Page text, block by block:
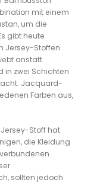
mit einem
um die
gibt heute
Jersey-Stoffen.
anstatt
in zwei Schichten
Jacquard-
Farben aus,
Stoff hat
die Kleidung
sollten jedoch